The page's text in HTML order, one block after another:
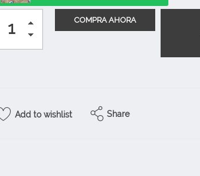
Add to wishlist Share